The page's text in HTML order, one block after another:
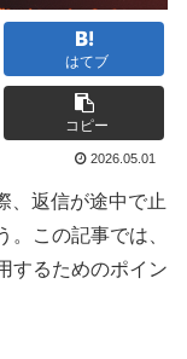
はてブ
コピー
2026.05.01
、返信が途中で止
。この記事では、
するためのポイン